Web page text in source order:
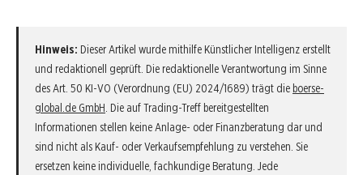
Hinweis: Dieser Artikel wurde mithilfe Künstlicher Intelligenz erstellt
und redaktionell geprüft. Die redaktionelle Verantwortung im Sinne
des Art. 50 KI-VO (Verordnung (EU) 2024/1689) trägt die boerse-
global.de GmbH . Die auf Trading-Treff bereitgestellten
Informationen stellen keine Anlage- oder Finanzberatung dar und
sind nicht als Kauf- oder Verkaufsempfehlung zu verstehen. Sie
ersetzen keine individuelle, fachkundige Beratung. Jede